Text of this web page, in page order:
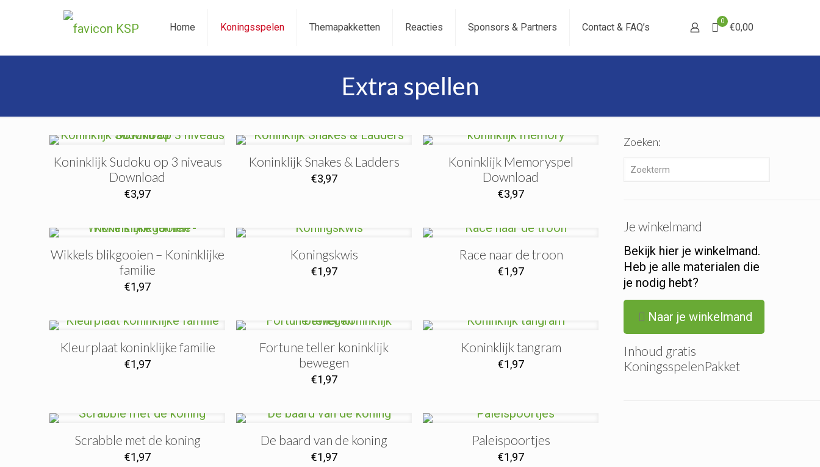
Home Koningsspelen Themapakketten Reacties Sponsors & Partners Contact & FAQ’s
0
€0,00
Extra spellen
Koninklijk Sudoku op 3 niveaus
Download
€3,97
Koninklijk Snakes & Ladders
€3,97
Koninklijk Memoryspel
Download
€3,97
Wikkels blikgooien – Koninklijke
familie
€1,97
Koningskwis
€1,97
Race naar de troon
€1,97
Kleurplaat koninklijke familie
€1,97
Fortune teller koninklijk
bewegen
€1,97
Koninklijk tangram
€1,97
Scrabble met de koning
€1,97
De baard van de koning
€1,97
Paleispoortjes
€1,97
Zoeken:
Je winkelmand
Bekijk hier je winkelmand.
Heb je alle materialen die
je nodig hebt?
Naar je winkelmand
Inhoud gratis
KoningsspelenPakket